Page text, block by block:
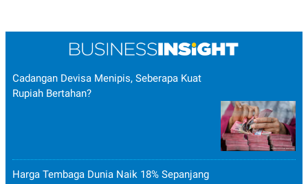
Cadangan Devisa Menipis, Seberapa Kuat
Rupiah Bertahan?
Harga Tembaga Dunia Naik 18% Sepanjang